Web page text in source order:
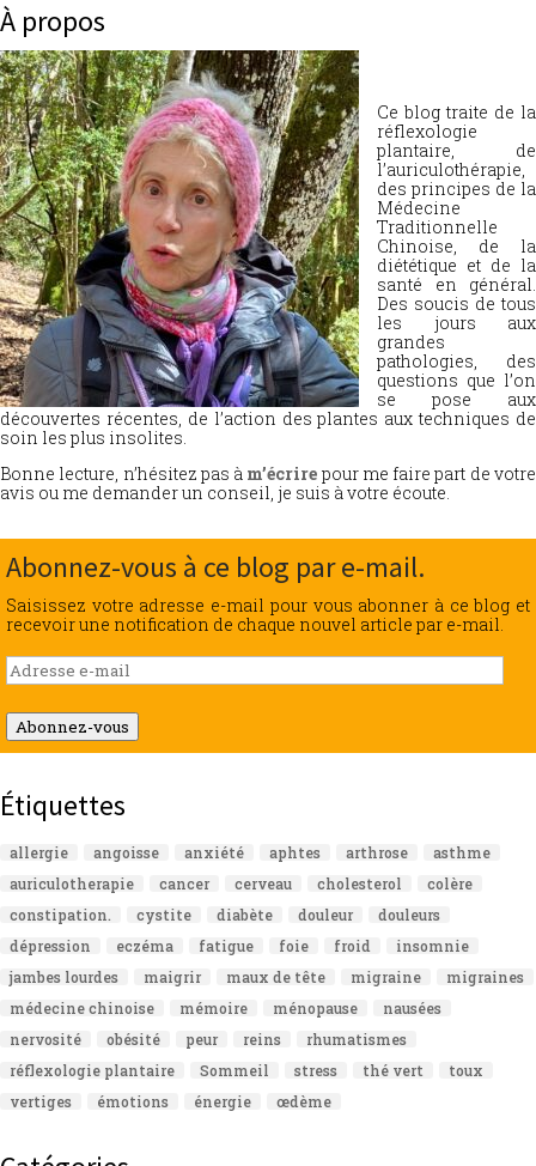
À propos
Ce blog traite de la
réflexologie
plantaire, de
l’auriculothérapie,
des principes de la
Médecine
Traditionnelle
Chinoise, de la
diététique et de la
santé en général.
Des soucis de tous
les jours aux
grandes
pathologies, des
questions que l’on
se pose aux
découvertes récentes, de l’action des plantes aux techniques de
soin les plus insolites.
Bonne lecture, n’hésitez pas à m’écrire pour me faire part de votre
avis ou me demander un conseil, je suis à votre écoute.
Abonnez-vous à ce blog par e-mail.
Saisissez votre adresse e-mail pour vous abonner à ce blog et
recevoir une notification de chaque nouvel article par e-mail.
Adresse
e-
mail
Abonnez-vous
Étiquettes
allergie angoisse anxiété aphtes arthrose
asthme
auriculotherapie
cancer cerveau cholesterol
colère
constipation.
cystite diabète douleur
douleurs
dépression
eczéma fatigue foie froid
insomnie
jambes lourdes
maigrir maux de tête migraine
migraines
médecine chinoise
mémoire ménopause
nausées
nervosité
obésité peur reins
rhumatismes
réflexologie plantaire
Sommeil stress thé vert
toux
vertiges
émotions énergie œdème